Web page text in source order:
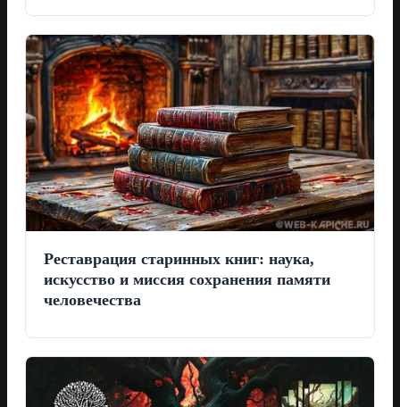
Реставрация старинных книг: наука,
искусство и миссия сохранения памяти
человечества